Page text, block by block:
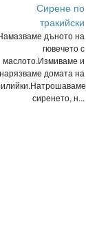
Сирене по
тракийски
дъното на
гювечето с
маслото.Измиваме и
нарязваме домата на
сиренето, н...